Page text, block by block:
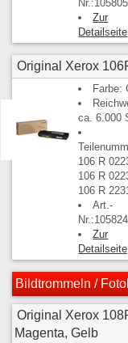
Zur
Detailseite
Original Xerox
Farbe:
ca. 6.000
106 R
106 R
106 R 2231
Art.-
Zur
Detailseite
Bildtrommeln /
Original Xerox
Magenta, Gelb